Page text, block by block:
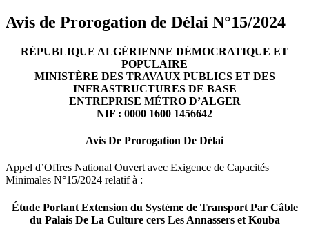
Avis de Prorogation de Délai N°15/2024
RÉPUBLIQUE ALGÉRIENNE DÉMOCRATIQUE ET
POPULAIRE
MINISTÈRE DES TRAVAUX PUBLICS ET DES
INFRASTRUCTURES DE BASE
ENTREPRISE MÉTRO D’ALGER
NIF : 0000 1600 1456642
Avis De Prorogation De Délai
Appel d’Offres National Ouvert avec Exigence de Capacités
Minimales N°15/2024 relatif à :
Étude Portant Extension du Système de Transport Par Câble
du Palais De La Culture cers Les Annassers et Kouba